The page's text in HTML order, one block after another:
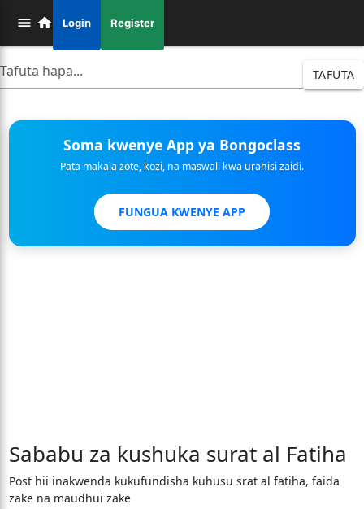
Login Register
TAFUTA
Soma kwenye App ya Bongoclass
Pata makala zote, kozi, na maswali kwa urahisi zaidi.
FUNGUA KWENYE APP
Sababu za kushuka surat al Fatiha
Post hii inakwenda kukufundisha kuhusu srat al fatiha, faida
zake na maudhui zake